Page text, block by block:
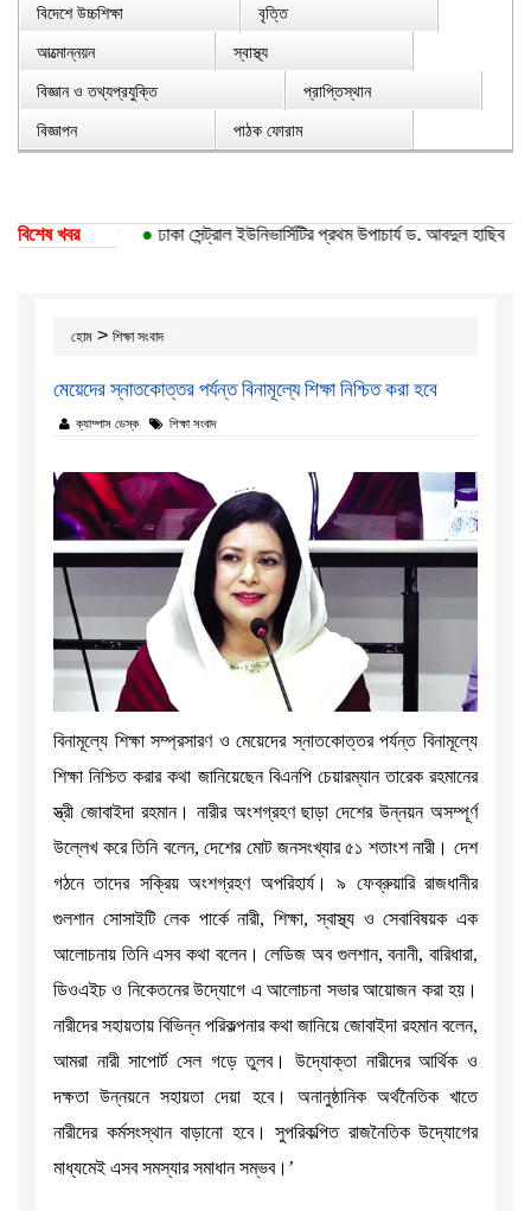
বিদেশে উচ্চশিক্ষা
বৃত্তি
আত্মোন্নয়ন
স্বাস্থ্য
বিজ্ঞান ও তথ্যপ্রযুক্তি
প্রাপ্তিস্থান
বিজ্ঞাপন
পাঠক ফোরাম
বিশেষ খবর
১০ বিভাগ ঢাকা সেন্ট্রাল ইউনিভার্সিটির প্রথম উপাচার্য ড. আবদুল হাছিব
হোম > শিক্ষা সংবাদ
মেয়েদের স্নাতকোত্তর পর্যন্ত বিনামূল্যে শিক্ষা নিশ্চিত করা হবে
ক্যাম্পাস ডেস্ক শিক্ষা সংবাদ
বিনামূল্যে শিক্ষা সম্প্রসারণ ও মেয়েদের স্নাতকোত্তর পর্যন্ত বিনামূল্যে
শিক্ষা নিশ্চিত করার কথা জানিয়েছেন বিএনপি চেয়ারম্যান তারেক রহমানের
স্ত্রী জোবাইদা রহমান। নারীর অংশগ্রহণ ছাড়া দেশের উন্নয়ন অসম্পূর্ণ
উল্লেখ করে তিনি বলেন, দেশের মোট জনসংখ্যার ৫১ শতাংশ নারী। দেশ
গঠনে তাদের সক্রিয় অংশগ্রহণ অপরিহার্য। ৯ ফেব্রুয়ারি রাজধানীর
গুলশান সোসাইটি লেক পার্কে নারী, শিক্ষা, স্বাস্থ্য ও সেবাবিষয়ক এক
আলোচনায় তিনি এসব কথা বলেন। লেডিজ অব গুলশান, বনানী, বারিধারা,
ডিওএইচ ও নিকেতনের উদ্যোগে এ আলোচনা সভার আয়োজন করা হয়।
নারীদের সহায়তায় বিভিন্ন পরিকল্পনার কথা জানিয়ে জোবাইদা রহমান বলেন,
আমরা নারী সাপোর্ট সেল গড়ে তুলব। উদ্যোক্তা নারীদের আর্থিক ও
দক্ষতা উন্নয়নে সহায়তা দেয়া হবে। অনানুষ্ঠানিক অর্থনৈতিক খাতে
নারীদের কর্মসংস্থান বাড়ানো হবে। সুপরিকল্পিত রাজনৈতিক উদ্যোগের
মাধ্যমেই এসব সমস্যার সমাধান সম্ভব।’